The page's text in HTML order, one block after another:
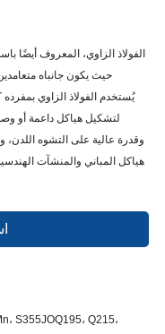
الفولاذ الزاوي، المعروف أيضًا
يُستخدم الفولاذ الزاوي
لتشكيل هياكل داعمة أو
وقدرة عالية على التشوه
هياكل المباني والمنشآت